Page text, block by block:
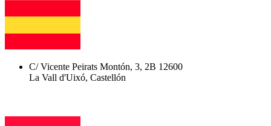
C/ Vicente Peirats Montón, 3, 2B 12600
La Vall d'Uixó, Castellón